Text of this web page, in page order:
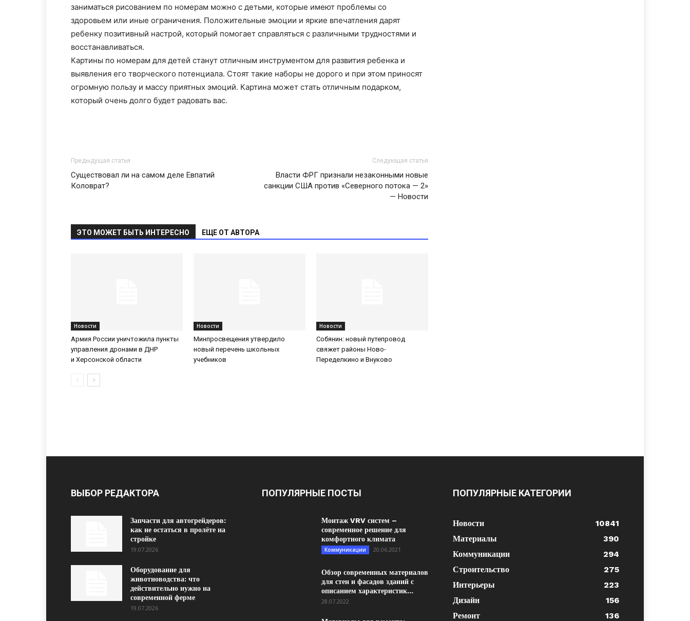
заниматься рисованием по номерам можно с детьми, которые имеют проблемы со
здоровьем или иные ограничения. Положительные эмоции и яркие впечатления дарят
ребенку позитивный настрой, который помогает справляться с различными трудностями и
восстанавливаться.
Картины по номерам для детей станут отличным инструментом для развития ребенка и
выявления его творческого потенциала. Стоят такие наборы не дорого и при этом приносят
огромную пользу и массу приятных эмоций. Картина может стать отличным подарком,
который очень долго будет радовать вас.
Предыдущая статья
Существовал ли на самом деле Евпатий
Коловрат?
Следующая статья
Власти ФРГ признали незаконными новые
санкции США против «Северного потока — 2»
— Новости
ЭТО МОЖЕТ БЫТЬ ИНТЕРЕСНО ЕЩЕ ОТ АВТОРА
Новости
Армия России уничтожила пункты
управления дронами в ДНР
и Херсонской области
Новости
Минпросвещения утвердило
новый перечень школьных
учебников
Новости
Собянин: новый путепровод
свяжет районы Ново-
Переделкино и Внуково
ВЫБОР РЕДАКТОРА
Запчасти для автогрейдеров:
как не остаться в пролёте на
стройке
19.07.2026
Оборудование для
животноводства: что
действительно нужно на
современной ферме
19.07.2026
ПОПУЛЯРНЫЕ ПОСТЫ
Монтаж VRV систем –
современное решение для
комфортного климата
Коммуникации 20.06.2021
Обзор современных материалов
для стен и фасадов зданий с
описанием характеристик...
28.07.2022
ПОПУЛЯРНЫЕ КАТЕГОРИИ
Новости
10841
Материалы
390
Коммуникации
294
Строительство
275
Интерьеры
223
Дизайн
156
Ремонт
136